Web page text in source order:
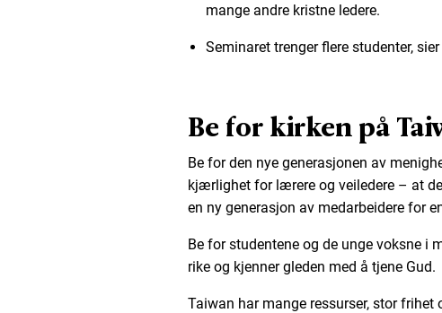
mange andre kristne ledere.
Seminaret trenger flere studenter,
Be for kirken på
Be for den nye generasjonen av
kjærlighet for lærere og veiledere – at
en ny generasjon av medarbeidere for
Be for studentene og de unge voksne i
rike og kjenner gleden med å tjene Gud.
Taiwan har mange ressurser, stor frihet